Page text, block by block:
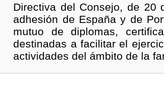
Directiva del Consejo, de
adhesión de España y de
mutuo de diplomas,
destinadas a facilitar el
actividades del ámbito de la